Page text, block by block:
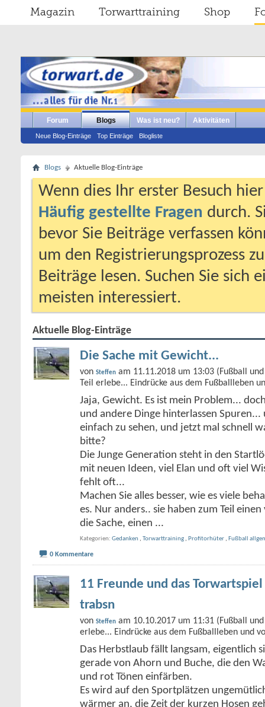
Magazin Torwarttraining Shop
Forum Blogs
Neue Blog-Einträge Top Einträge Blogliste
Was ist neu? Aktivitäten
Blogs Aktuelle Blog-Einträge
Wenn dies Ihr erster Besuch
Häufig gestellte Fragen durch.
bevor Sie Beiträge verfassen
um den Registrierungsprozess
Beiträge lesen. Suchen Sie sich
meisten interessiert.
Aktuelle Blog-Einträge
Die Sache mit Gewicht...
von Steffen am 11.11.2018 um 13:03 (Fußball
Teil erlebe... Eindrücke aus dem Fußballleben
Jaja, Gewicht. Es ist mein Problem...
und andere Dinge hinterlassen Spuren...
einfach zu sehen, und jetzt mal schnell
bitte?
Die Junge Generation steht in den
mit neuen Ideen, viel Elan und oft viel
fehlt oft...
Machen Sie alles besser, wie es viele
es. Nur anders.. sie haben zum Teil
die Sache, einen ...
Kategorien Gedanken , Torwarttraining , Profitorhüter , Fußball
0 Kommentare
11 Freunde und das
trabsn
von Steffen am 10.10.2017 um 11:31 (Fußball
erlebe... Eindrücke aus dem Fußballleben und
Das Herbstlaub fällt langsam, eigentlich
gerade von Ahorn und Buche, die den
und rot Tönen einfärben.
Es wird auf den Sportplätzen
wärmer an, die Zeit der kurzen Hosen